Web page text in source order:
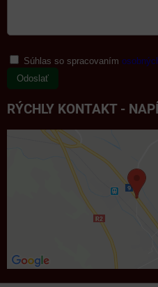
Súhlas so spracovaním
Odoslať
RÝCHLY KONTAKT -